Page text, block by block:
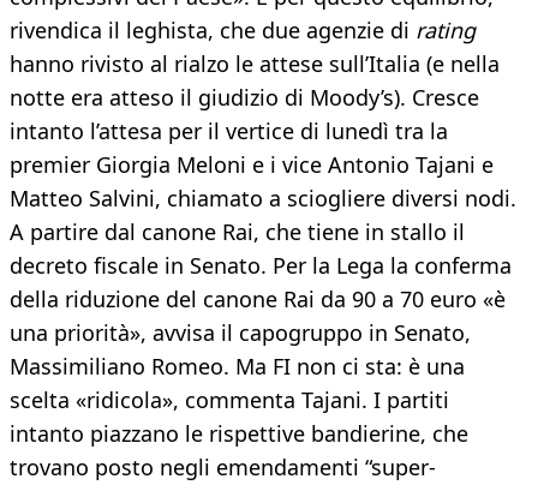
rivendica il leghista, che due agenzie di rating
hanno rivisto al rialzo le attese sull’Italia (e nella
notte era atteso il giudizio di Moody’s). Cresce
intanto l’attesa per il vertice di lunedì tra la
premier Giorgia Meloni e i vice Antonio Tajani e
Matteo Salvini, chiamato a sciogliere diversi nodi.
A partire dal canone Rai, che tiene in stallo il
decreto fiscale in Senato. Per la Lega la conferma
della riduzione del canone Rai da 90 a 70 euro «è
una priorità», avvisa il capogruppo in Senato,
Massimiliano Romeo. Ma FI non ci sta: è una
scelta «ridicola», commenta Tajani. I partiti
intanto piazzano le rispettive bandierine, che
trovano posto negli emendamenti “super-